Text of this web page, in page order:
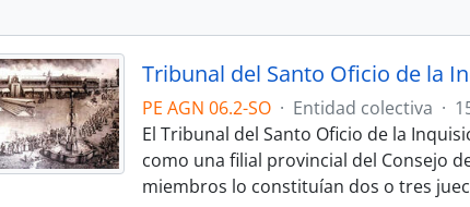
Tribunal del Santo Oficio de la
PE AGN 06.2-SO · Entidad colectiva ·
El Tribunal del Santo Oficio de la
como una filial provincial del Consejo
miembros lo constituían dos o tres